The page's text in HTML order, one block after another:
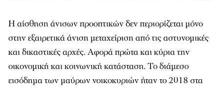
Η αίσθηση άνισων προοπτικών δεν περιορίζεται μόνο
στην εξαιρετικά άνιση μεταχείριση από τις αστυνομικές
και δικαστικές αρχές. Αφορά πρώτα και κύρια την
οικονομική και κοινωνική κατάσταση. Το διάμεσο
εισόδημα των μαύρων νοικοκυριών ήταν το 2018 στα